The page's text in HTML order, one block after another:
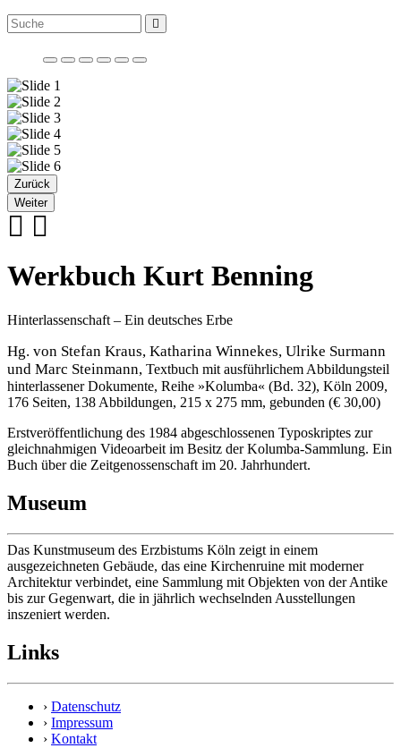
Zurück
Weiter
Werkbuch Kurt Benning
Hinterlassenschaft – Ein deutsches Erbe
Hg. von Stefan Kraus, Katharina Winnekes, Ulrike Surmann
und Marc Steinmann, Textbuch mit ausführlichem Abbildungsteil
hinterlassener Dokumente, Reihe »Kolumba« (Bd. 32), Köln 2009,
176 Seiten, 138 Abbildungen, 215 x 275 mm, gebunden (€ 30,00)
Erstveröffentlichung des 1984 abgeschlossenen Typoskriptes zur
gleichnahmigen Videoarbeit im Besitz der Kolumba-Sammlung. Ein
Buch über die Zeitgenossenschaft im 20. Jahrhundert.
Museum
Das Kunstmuseum des Erzbistums Köln zeigt in einem
ausgezeichneten Gebäude, das eine Kirchenruine mit moderner
Architektur verbindet, eine Sammlung mit Objekten von der Antike
bis zur Gegenwart, die in jährlich wechselnden Ausstellungen
inszeniert werden.
Links
› Datenschutz
› Impressum
› Kontakt